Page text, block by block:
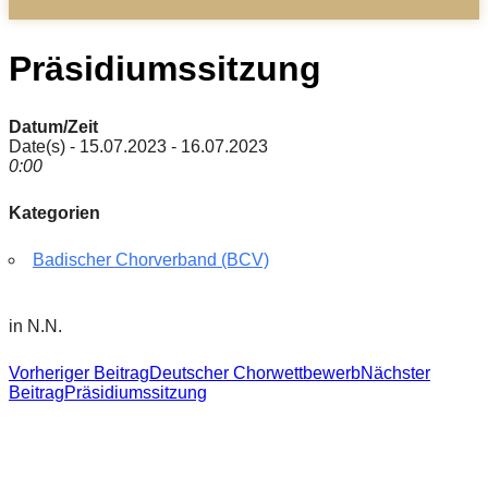
Präsidiumssitzung
Datum/Zeit
Date(s) - 15.07.2023 - 16.07.2023
0:00
Kategorien
Badischer Chorverband (BCV)
in N.N.
Beitragsnavigation
Vorheriger BeitragDeutscher ChorwettbewerbNächster
BeitragPräsidiumssitzung